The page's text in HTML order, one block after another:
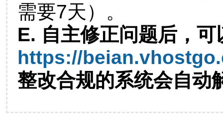
需要7天）。
E. 自主修正问题后，可
https://
整改合规的系统会自动